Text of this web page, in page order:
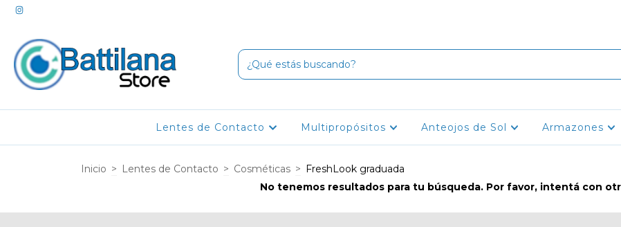
Lentes de Contacto Multipropósitos Anteojos de Sol Armazones
Inicio > Lentes de Contacto > Cosméticas > FreshLook graduada
No tenemos resultados para tu búsqueda. Por favor, intentá con